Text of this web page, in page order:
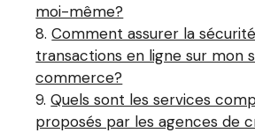
moi-même?
Comment assurer la
transactions en ligne sur mon
commerce?
Quels sont les services
proposés par les agences de